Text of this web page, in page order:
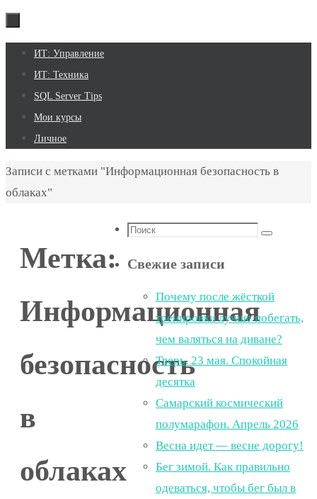
Перейти
содержимому
ИТ: Управление
ИТ: Техника
SQL Server Tips
Мои курсы
Личное
Главная
Записи с метками "Информационная безопасность в
облаках"
Метка:
Информационная
безопасность
в
облаках
Что
Поиск
Свежие записи
Почему после жёсткой
тренировки лучше побегать,
чем валяться на диване?
Тверь. 23 мая. Спокойная
десятка
Самарский космический
полумарафон. Апрель 2026
Весна идет — весне дорогу!
Бег зимой. Как правильно
одеваться, чтобы бег был в